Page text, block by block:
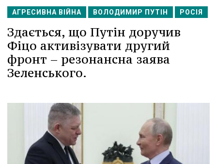
АГРЕСИВНА ВІЙНА ВОЛОДИМИР ПУТІН РОСІЯ
Здається, що Путін доручив
Фіцо активізувати другий
фронт – резонансна заява
Зеленського.